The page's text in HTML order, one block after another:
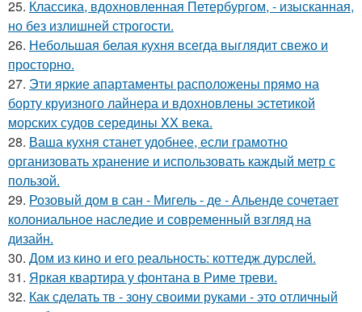
25. Классика, вдохновленная Петербургом, - изысканная,
но без излишней строгости.
26. Небольшая белая кухня всегда выглядит свежо и
просторно.
27. Эти яркие апартаменты расположены прямо на
борту круизного лайнера и вдохновлены эстетикой
морских судов середины XX века.
28. Ваша кухня станет удобнее, если грамотно
организовать хранение и использовать каждый метр с
пользой.
29. Розовый дом в сан - Мигель - де - Альенде сочетает
колониальное наследие и современный взгляд на
дизайн.
30. Дом из кино и его реальность: коттедж дурслей.
31. Яркая квартира у фонтана в Риме треви.
32. Как сделать тв - зону своими руками - это отличный